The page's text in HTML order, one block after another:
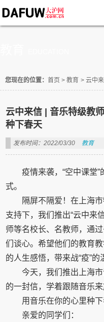
您现在的位置： 首页 > 教育 > 云中
云中来信 | 音乐特级教
种下春天
发布时间：2022/03/30 教育
疫情来袭，“空中课堂
式。
隔屏不隔爱！在上海
支持下，我们推出“云中来
师等名校长、名教师，通
们谈心。希望他们的教育
的人生感悟，带来战“疫”的
今天，我们推出上海
的一封信，学着跟随音乐
用音乐在你的心里种
亲爱的同学们：